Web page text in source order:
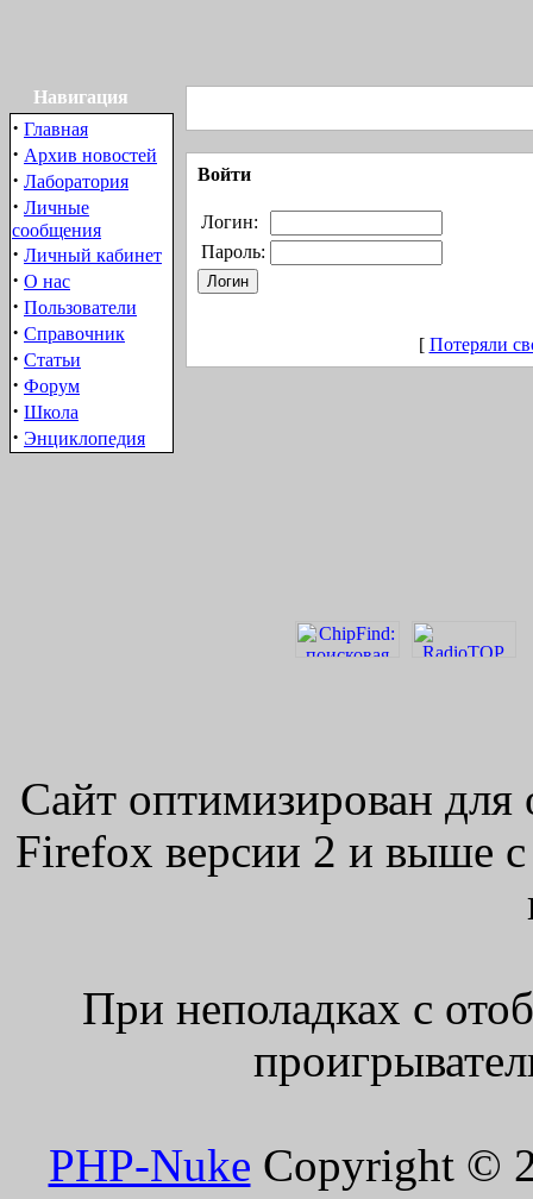
Навигация
· Главная
· Архив новостей
· Лаборатория
· Личные
сообщения
· Личный кабинет
· О нас
· Пользователи
· Справочник
· Статьи
· Форум
· Школа
· Энциклопедия
Войти
Логин:
Пароль:
[ Потеряли
Сайт оптимизирован для
Firefox версии 2 и выше
При неполадках с
PHP-Nuke Copyright ©